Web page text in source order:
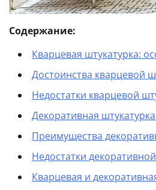
Содержание:
Кварцевая штукатурка:
Достоинства кварцевой
Недостатки кварцевой
Декоративная
Преимущества
Недостатки
Кварцевая и